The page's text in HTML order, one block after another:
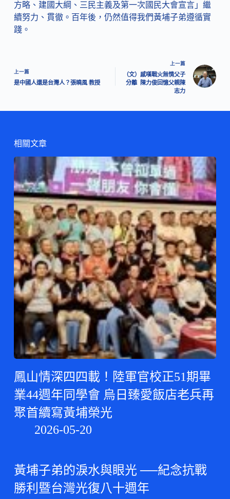
方略、建國大綱、三民主義及第一次國民大會宣言」繼
續努力、貫徹。百年後，仍然值得我們黃埔子弟遵循實
踐。
上一篇
是中國人還是台灣人？張曉風 教授
上一篇
（文）感嘆戰火無情父子
分離 陳力俊回憶父親陳
志力
相關文章
鳳山情深四四載！陸軍官校正51期畢
業44週年同學會 烏日臻愛飯店老兵再
聚首續寫黃埔榮光
2026-05-20
黃埔子弟的淚水與眼光 ──紀念抗戰
勝利暨台灣光復八十週年